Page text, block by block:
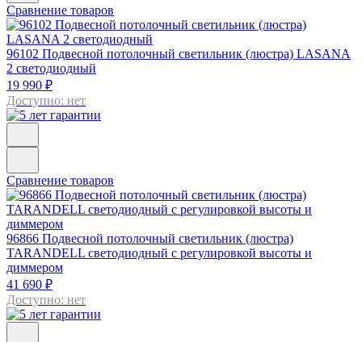
Сравнение товаров
96102 Подвесной потолочный светильник (люстра) LASANA
2 светодиодный
19 990 ₽
Доступно: нет
Сравнение товаров
96866 Подвесной потолочный светильник (люстра)
TARANDELL светодиодный с регулировкой высоты и
диммером
41 690 ₽
Доступно: нет